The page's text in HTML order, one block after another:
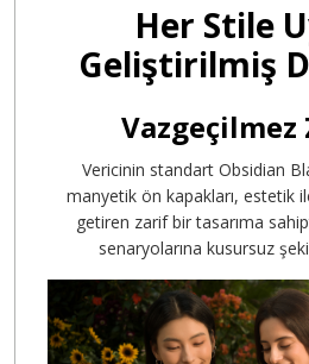
Her Stile
Geliştirilmiş
Vericinin standart Obsidian
manyetik ön kapakları, estetik
getiren zarif bir tasarıma
senaryolarına kusursuz